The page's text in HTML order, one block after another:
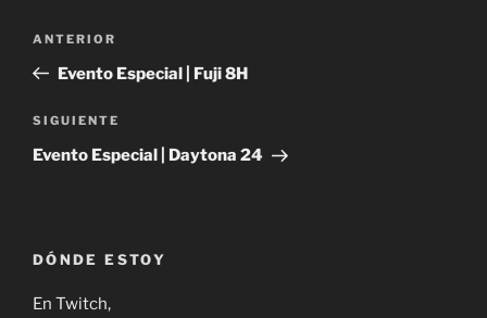
entradas
Entrada
anterior:
ANTERIOR
Evento Especial | Fuji 8H
Siguiente
entrada
SIGUIENTE
Evento Especial | Daytona 24
DÓNDE ESTOY
En Twitch,